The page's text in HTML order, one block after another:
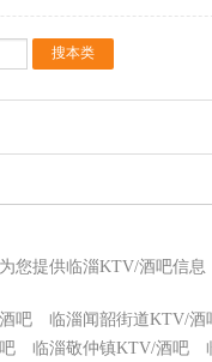
您提供临淄KTV/酒吧信
吧
临淄闻韶街道KTV/酒
临淄敬仲镇KTV/酒吧